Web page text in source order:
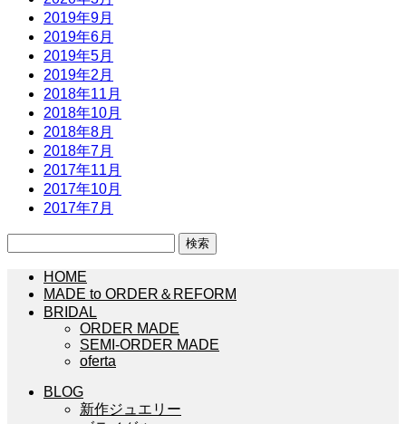
2019年9月
2019年6月
2019年5月
2019年2月
2018年11月
2018年10月
2018年8月
2018年7月
2017年11月
2017年10月
2017年7月
HOME
MADE to ORDER＆REFORM
BRIDAL
ORDER MADE
SEMI-ORDER MADE
oferta
BLOG
新作ジュエリー